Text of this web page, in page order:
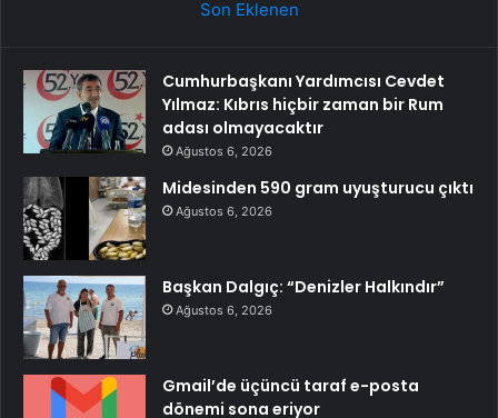
Son Eklenen
Cumhurbaşkanı Yardımcısı Cevdet
Yılmaz: Kıbrıs hiçbir zaman bir Rum
adası olmayacaktır
Ağustos 6, 2026
Midesinden 590 gram uyuşturucu çıktı
Ağustos 6, 2026
Başkan Dalgıç: “Denizler Halkındır”
Ağustos 6, 2026
Gmail’de üçüncü taraf e-posta
dönemi sona eriyor